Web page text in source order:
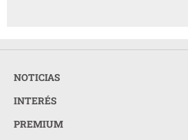
NOTICIAS
INTERÉS
PREMIUM